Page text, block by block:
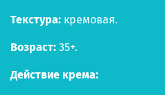
Текстура: кремовая.
Возраст: 35+.
Действие крема: